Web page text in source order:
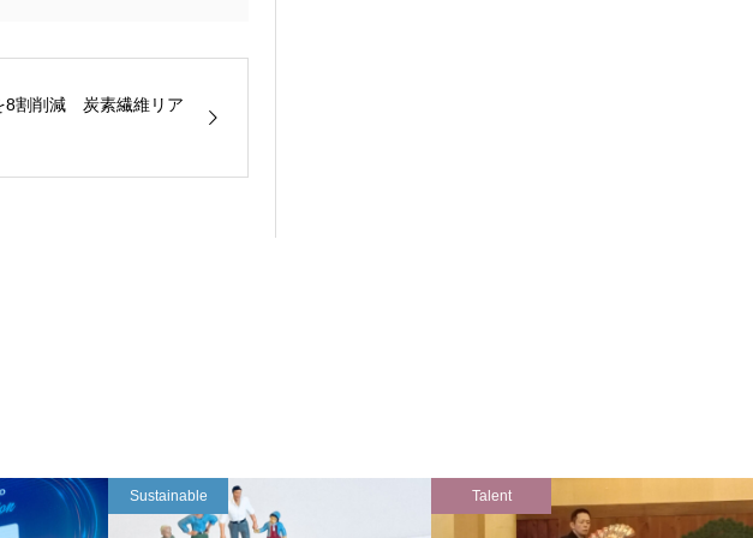
8割削減 炭素繊維リア
Sustainable Talent